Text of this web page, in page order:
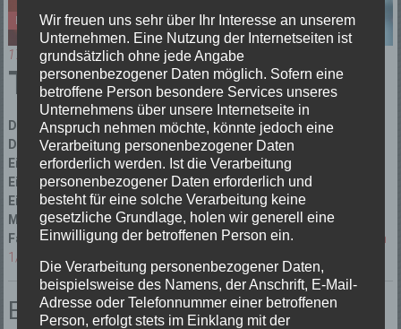
Einsätze
17/01/2025
TH3
Datum:17/01/2025 um 7:18 Uhr
Dauer:32 Minuten
Einsatzart:Fehlalarm (Fehlalarm)
Einsatzort:Hofstetten Munde
Einsatzleiter:Dominik Ketterer FW Hofstetten
Mannschaftsstärke:15
Fahrzeuge: Florian Elzach 1/46,Florian Elzach 1/51
Florian Elzach
1/14
Einsatzbericht:
Wir freuen uns sehr über Ihr Interesse an unserem
Unternehmen. Eine Nutzung der Internetseiten ist
grundsätzlich ohne jede Angabe
personenbezogener Daten möglich. Sofern eine
betroffene Person besondere Services unseres
Unternehmens über unsere Internetseite in
Anspruch nehmen möchte, könnte jedoch eine
Verarbeitung personenbezogener Daten
erforderlich werden. Ist die Verarbeitung
personenbezogener Daten erforderlich und
besteht für eine solche Verarbeitung keine
gesetzliche Grundlage, holen wir generell eine
Einwilligung der betroffenen Person ein.
Die Verarbeitung personenbezogener Daten,
beispielsweise des Namens, der Anschrift, E-Mail-
Adresse oder Telefonnummer einer betroffenen
Person, erfolgt stets im Einklang mit der